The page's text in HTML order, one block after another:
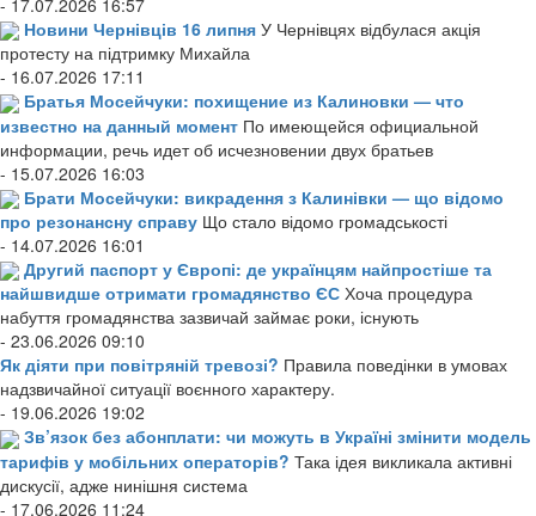
Новини Чернівців 16 липня У Чернівцях відбулася акція
протесту на підтримку Михайла
- 16.07.2026 17:11
Братья Мосейчуки: похищение из Калиновки — что
известно на данный момент По имеющейся официальной
информации, речь идет об исчезновении двух братьев
- 15.07.2026 16:03
Брати Мосейчуки: викрадення з Калинівки — що відомо
про резонансну справу Що стало відомо громадськості
- 14.07.2026 16:01
Другий паспорт у Європі: де українцям найпростіше та
найшвидше отримати громадянство ЄС Хоча процедура
набуття громадянства зазвичай займає роки, існують
- 23.06.2026 09:10
Як діяти при повітряній тревозі? Правила поведінки в умовах
надзвичайної ситуації воєнного характеру.
- 19.06.2026 19:02
Зв’язок без абонплати: чи можуть в Україні змінити модель
тарифів у мобільних операторів? Така ідея викликала активні
дискусії, адже нинішня система
- 17.06.2026 11:24